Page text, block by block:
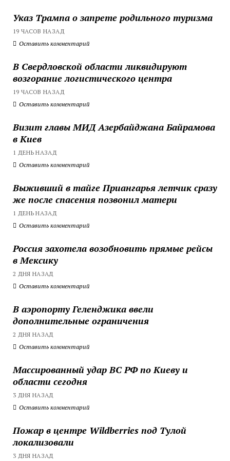
Указ Трампа о запрете родильного туризма
19 ЧАСОВ НАЗАД
Оставить комментарий
В Свердловской области ликвидируют
возгорание логистического центра
19 ЧАСОВ НАЗАД
Оставить комментарий
Визит главы МИД Азербайджана Байрамова
в Киев
1 ДЕНЬ НАЗАД
Оставить комментарий
Выживший в тайге Приангарья летчик сразу
же после спасения позвонил матери
1 ДЕНЬ НАЗАД
Оставить комментарий
Россия захотела возобновить прямые рейсы
в Мексику
2 ДНЯ НАЗАД
Оставить комментарий
В аэропорту Геленджика ввели
дополнительные ограничения
2 ДНЯ НАЗАД
Оставить комментарий
Массированный удар ВС РФ по Киеву и
области сегодня
3 ДНЯ НАЗАД
Оставить комментарий
Пожар в центре Wildberries под Тулой
локализовали
3 ДНЯ НАЗАД